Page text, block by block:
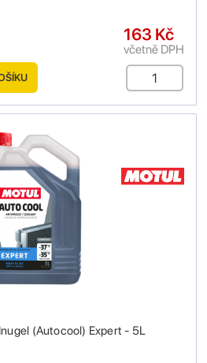
163 Kč
včetně DPH
(Autocool) Expert - 5L